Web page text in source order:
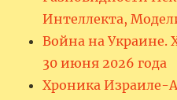
Интеллекта,
Война на Украине.
30 июня 2026 года
Хроника Израиле-